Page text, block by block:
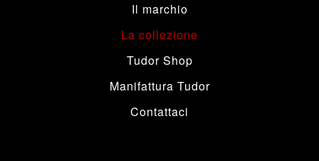
Il marchio
La collezione
Tudor Shop
Manifattura Tudor
Contattaci